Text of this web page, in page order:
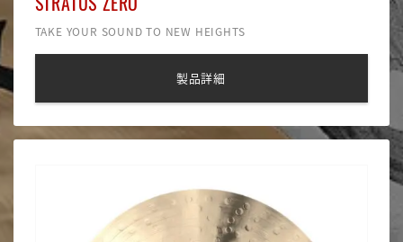
TAKE YOUR SOUND TO NEW HEIGHTS
製品詳細